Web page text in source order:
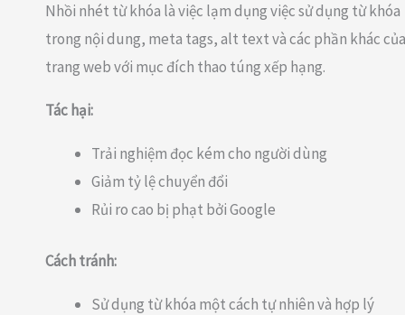
Nhồi nhét từ khóa là việc lạm dụng việc sử dụng từ khóa
trong nội dung, meta tags, alt text và các phần khác của
trang web với mục đích thao túng xếp hạng.
Tác hại:
Trải nghiệm đọc kém cho người dùng
Giảm tỷ lệ chuyển đổi
Rủi ro cao bị phạt bởi Google
Cách tránh:
Sử dụng từ khóa một cách tự nhiên và hợp lý